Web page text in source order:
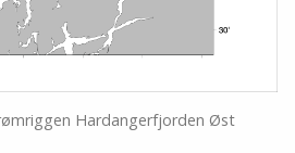
Hardangerfjorden Øst